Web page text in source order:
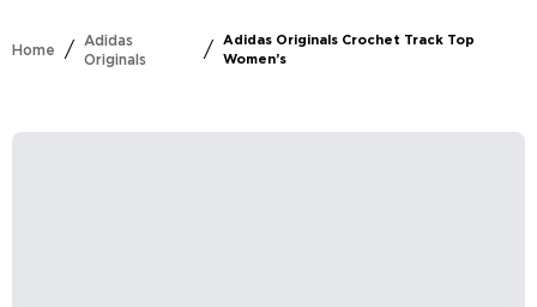
Home /
Adidas
Originals
/
Adidas Originals Crochet Track Top
Women’s